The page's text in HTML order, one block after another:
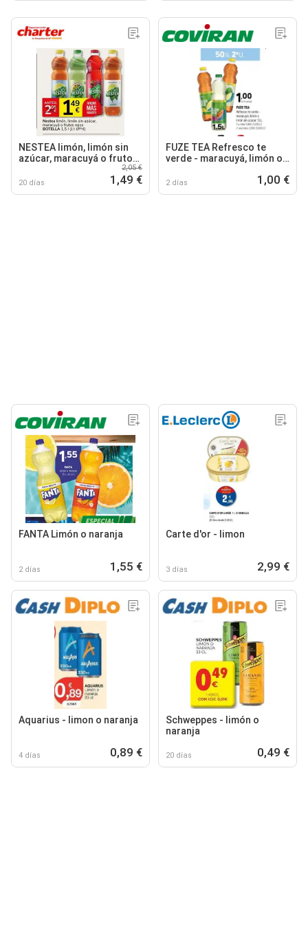
NESTEA limón, limón sin
azúcar, maracuyá o frutos
20 días
2,05 €
1,49 €
FUZE TEA Refresco te
verde - maracuyá, limón o
2 días 1,00 €
FANTA Limón o naranja
2 días 1,55 €
Carte d'or - limon
3 días 2,99 €
Aquarius - limon o naranja
4 días 0,89 €
Schweppes - limón o
naranja
20 días 0,49 €